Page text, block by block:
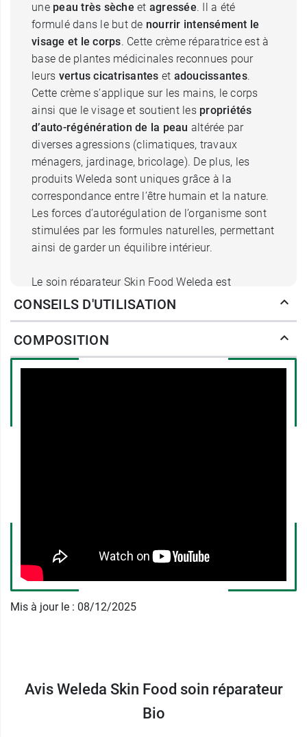
une peautrès sèche et agressée. Il a été
formulé dans le but de nourrir intensément le
visage et le corps. Cette crème réparatrice est à
base de plantes médicinales reconnues pour
leurs vertus cicatrisantes et adoucissantes.
Cette crème s’applique sur les mains, le corps
ainsi que le visage et soutient les propriétés
d’auto-régénération de la peau altérée par
diverses agressions (climatiques, travaux
ménagers, jardinage, bricolage). De plus, les
produits Weleda sont uniques grâce à la
correspondance entre l’être humain et la nature.
Les forces d’autorégulation de l’organisme sont
stimulées par les formules naturelles, permettant
ainsi de garder un équilibre intérieur.
Le soin réparateur Skin Food Weleda est
généralement appliqué lorsque la peau est
ou encore des agents nettoyants agressifs.
Bienfaits de Weleda Skin Food soin
ingrédients, ce baume multi usage offre une
texture riche et nourrissante, permettant de
préserver la peau du dessèchement.
Depuis plus de 90 ans, cette crème réparatrice a
CONSEILS D'UTILISATION
COMPOSITION
Mis à jour le : 08/12/2025
Avis Weleda Skin Food soin réparateur
Bio